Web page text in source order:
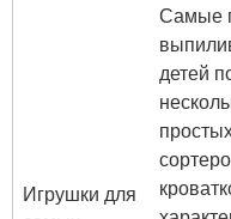
Игрушки для
Самые
детей